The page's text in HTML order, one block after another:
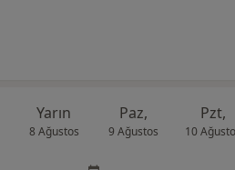
Yarın
8 Ağustos
Paz,
9 Ağustos
Pzt,
10